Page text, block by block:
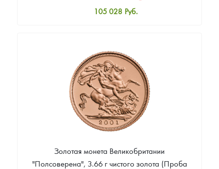
105 028 Руб.
Цена выкупа
84 897 Руб.
Золотая монета Великобритании
"Полсоверена", 3.66 г чистого золота (Проба